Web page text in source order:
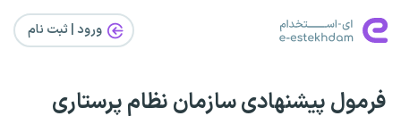
ورود | ثبت‌ نام
فرمول پیشنهادی سازمان نظام پرستاری